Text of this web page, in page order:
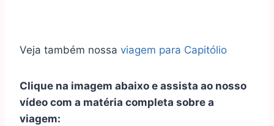
Veja também nossa viagem para Capitólio
Clique na imagem abaixo e assista ao nosso
vídeo com a matéria completa sobre a
viagem: